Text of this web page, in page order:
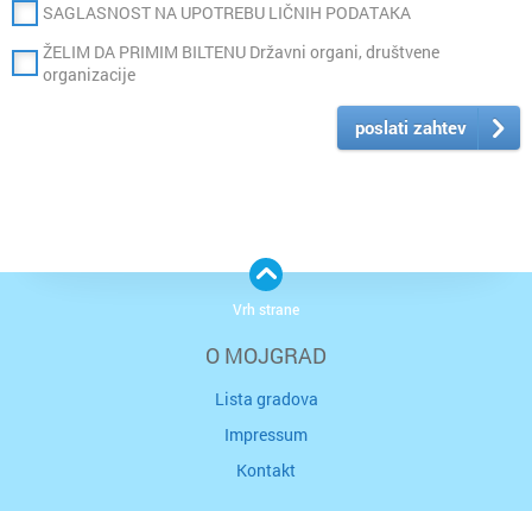
SAGLASNOST NA UPOTREBU LIČNIH PODATAKA
ŽELIM DA PRIMIM BILTENU Državni organi, društvene
organizacije
poslati zahtev
O MOJGRAD
Lista gradova
Impressum
Kontakt
Vrh strane